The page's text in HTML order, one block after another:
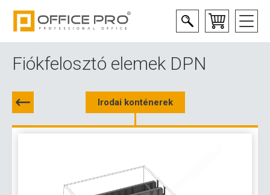
Fiókfelosztó elemek DPN
Irodai konténerek